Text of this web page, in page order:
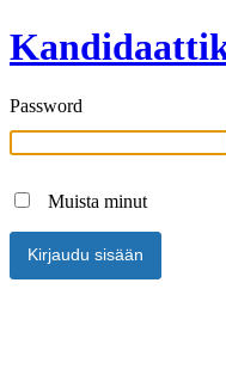
Password
Muista minut